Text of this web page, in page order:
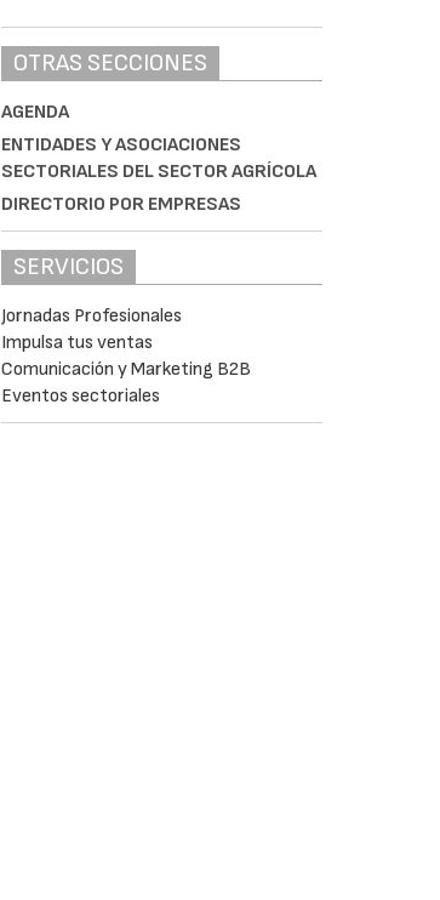
OTRAS SECCIONES
AGENDA
ENTIDADES Y ASOCIACIONES
SECTORIALES DEL SECTOR AGRÍCOLA
DIRECTORIO POR EMPRESAS
SERVICIOS
Jornadas Profesionales
Impulsa tus ventas
Comunicación y Marketing B2B
Eventos sectoriales